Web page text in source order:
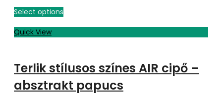
Select options
Quick View
Terlik stílusos színes AIR cipő –
absztrakt papucs